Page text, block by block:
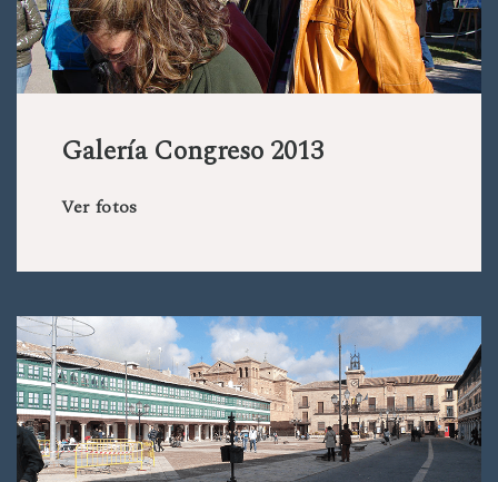
Galería Congreso 2013
Ver fotos